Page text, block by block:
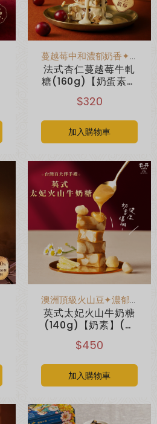
免運、宅配滿 $2500 免運🚚
蔓越莓中和濃郁奶香✦層次分明
法式杏仁蔓越莓牛軋
糖(160g)【奶蛋素】
(無附提袋)
$320
加入購物車
澳洲頂級火山豆✦濃郁的焦糖香氣
英式太妃火山牛奶糖
(140g)【奶素】(無
附提袋)
$450
加入購物車